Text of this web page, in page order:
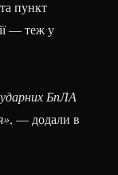
пункт
— теж у
ударних БпЛА
, — додали в